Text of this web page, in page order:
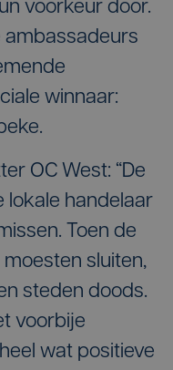
voorkeur door.
ambassadeurs
winnaar:
OC West: “De
lokale handelaar
Toen de
sluiten,
steden doods.
voorbije
wat positieve